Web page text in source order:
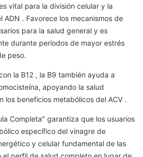
vital para la división celular y la
ADN . Favorece los mecanismos de
para la salud general y es
durante períodos de mayor estrés
peso.
la B12 , la B9 también ayuda a
apoyando la salud
los beneficios metabólicos del ACV .
Completa" garantiza que los usuarios
específico del vinagre de
y celular fundamental de las